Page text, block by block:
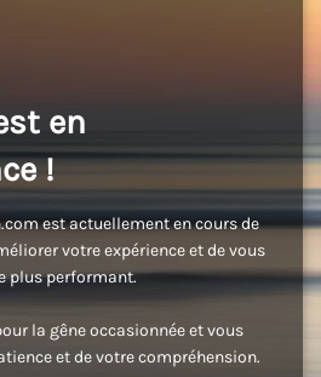
en
!
est actuellement en cours de
votre expérience et de vous
plus performant.
la gêne occasionnée et vous
et de votre compréhension.